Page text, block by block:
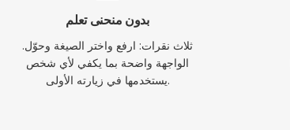
بدون منحنى تعلم
ثلاث نقرات: ارفع واختر الصيغة وحوّل.
الواجهة واضحة بما يكفي لأي شخص
يستخدمها في زيارته الأولى.